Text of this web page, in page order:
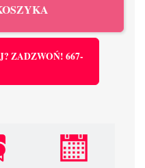
ZADZWOŃ! 667-